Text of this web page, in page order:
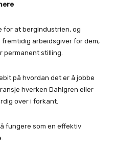
for at bergindustrien, og
fremtidig arbeidsgiver for dem,
permanent stilling.
på hvordan det er å jobbe
hverken Dahlgren eller
over i forkant.
fungere som en effektiv